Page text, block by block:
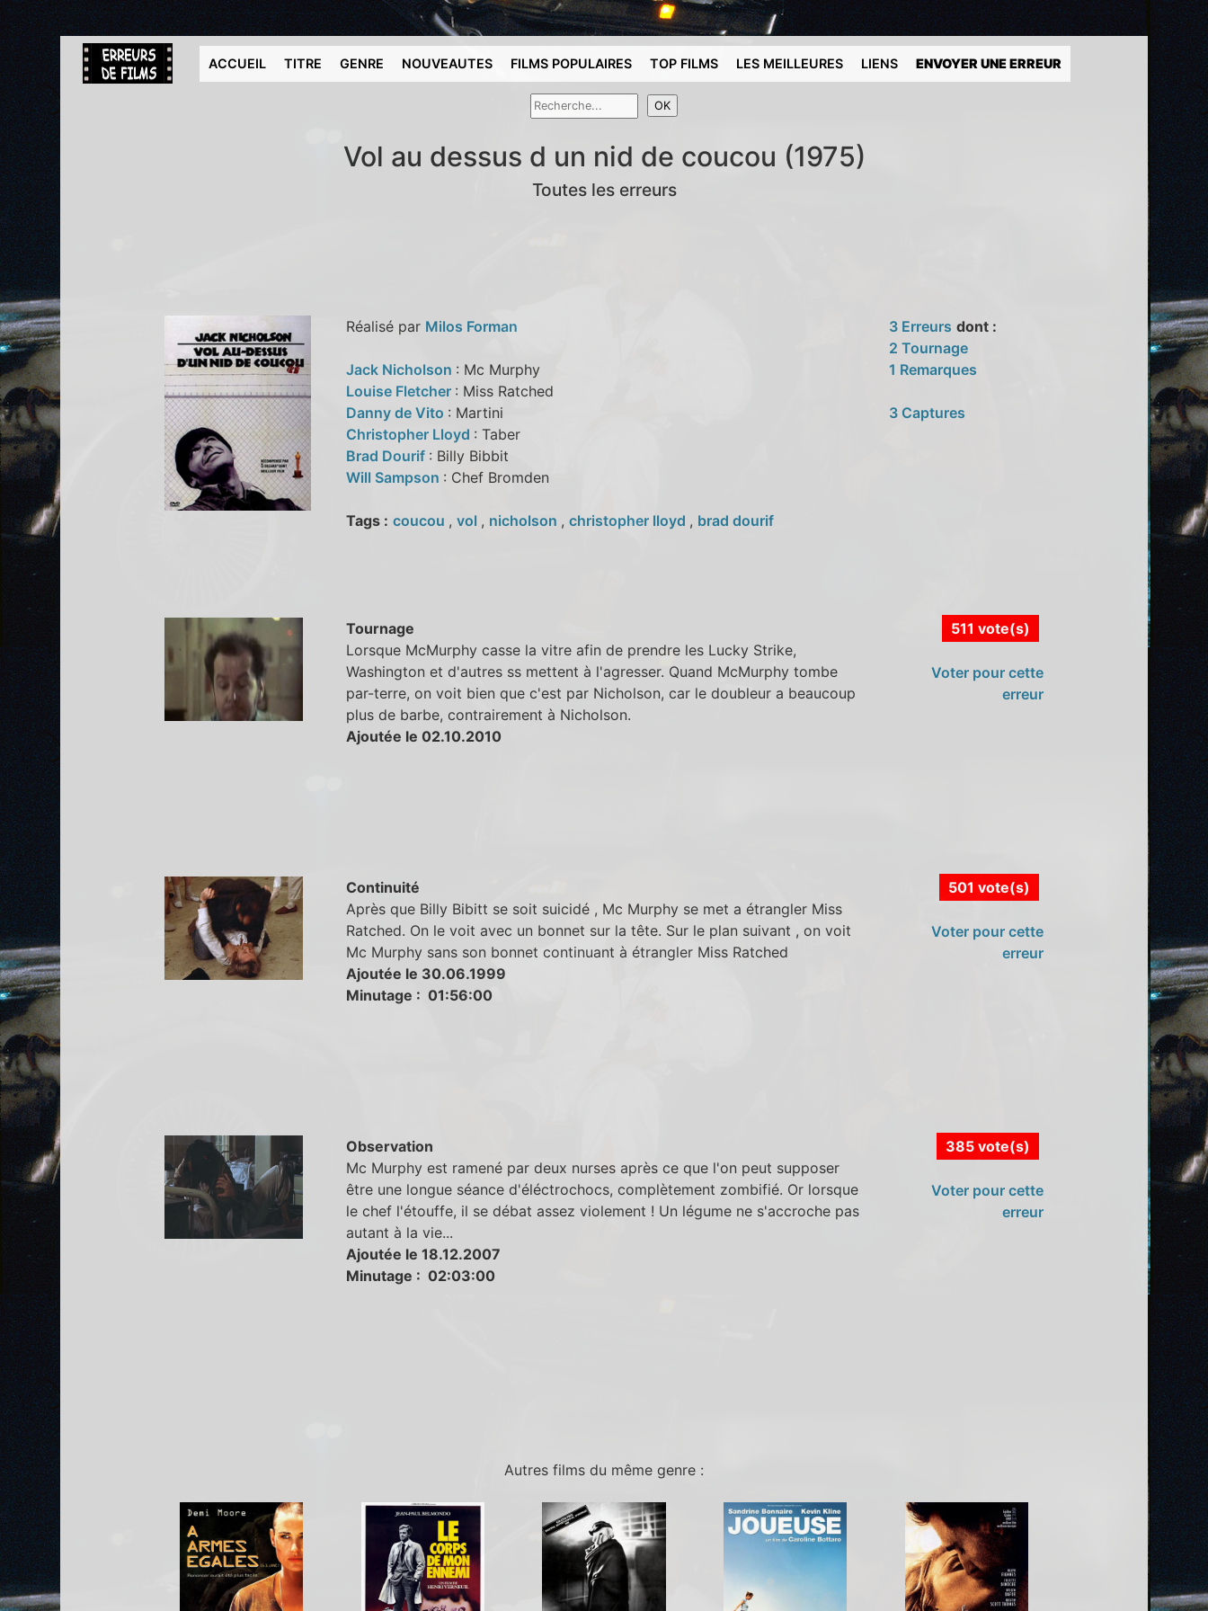
ACCUEIL TITRE GENRE NOUVEAUTES FILMS POPULAIRES TOP FILMS LES MEILLEURES LIENS ENVOYER UNE ERREUR
Vol au dessus d un nid de coucou (1975)
Toutes les erreurs
Réalisé par Milos Forman
Jack Nicholson : Mc Murphy
Louise Fletcher : Miss Ratched
Danny de Vito : Martini
Christopher Lloyd : Taber
Brad Dourif : Billy Bibbit
Will Sampson : Chef Bromden
Tags : coucou , vol , nicholson , christopher lloyd , brad dourif
3 Erreurs dont :
2 Tournage
1 Remarques
3 Captures
Tournage
Lorsque McMurphy casse la vitre afin de prendre les Lucky Strike,
Washington et d'autres ss mettent à l'agresser. Quand McMurphy tombe
par-terre, on voit bien que c'est par Nicholson, car le doubleur a beaucoup
plus de barbe, contrairement à Nicholson.
Ajoutée le 02.10.2010
511 vote(s)
Voter pour cette
erreur
Continuité
Après que Billy Bibitt se soit suicidé , Mc Murphy se met a étrangler Miss
Ratched. On le voit avec un bonnet sur la tête. Sur le plan suivant , on voit
Mc Murphy sans son bonnet continuant à étrangler Miss Ratched
Ajoutée le 30.06.1999
Minutage : 01:56:00
501 vote(s)
Voter pour cette
erreur
Observation
Mc Murphy est ramené par deux nurses après ce que l'on peut supposer
être une longue séance d'éléctrochocs, complètement zombifié. Or lorsque
le chef l'étouffe, il se débat assez violement ! Un légume ne s'accroche pas
autant à la vie...
Ajoutée le 18.12.2007
Minutage : 02:03:00
385 vote(s)
Voter pour cette
erreur
Autres films du même genre :